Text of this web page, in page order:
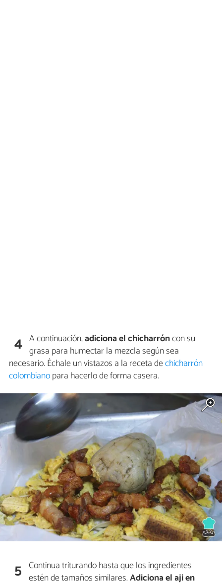
4 A continuación,adiciona el chicharróncon su
grasa para humectar la mezcla según sea
necesario. Échale un vistazos a la receta dechicharrón
colombianopara hacerlo de forma casera.
5 Continua triturando hasta que los ingredientes
estén de tamaños similares.Adiciona el aji en